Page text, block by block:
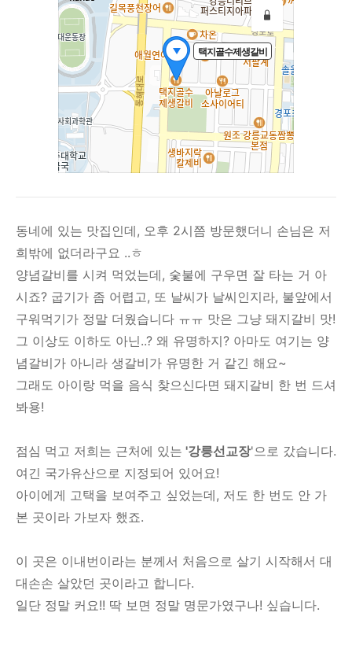
동네에 있는 맛집인데, 오후 2시쯤 방문했더니 손님은 저
희밖에 없더라구요 ..ㅎ
양념갈비를 시켜 먹었는데, 숯불에 구우면 잘 타는 거 아
시죠? 굽기가 좀 어렵고, 또 날씨가 날씨인지라, 불앞에서
구워먹기가 정말 더웠습니다 ㅠㅠ 맛은 그냥 돼지갈비 맛!
그 이상도 이하도 아닌..? 왜 유명하지? 아마도 여기는 양
념갈비가 아니라 생갈비가 유명한 거 같긴 해요~
그래도 아이랑 먹을 음식 찾으신다면 돼지갈비 한 번 드셔
봐용!
점심 먹고 저희는 근처에 있는 '강릉선교장'으로 갔습니다.
여긴 국가유산으로 지정되어 있어요!
아이에게 고택을 보여주고 싶었는데, 저도 한 번도 안 가
본 곳이라 가보자 했죠.
이 곳은 이내번이라는 분께서 처음으로 살기 시작해서 대
대손손 살았던 곳이라고 합니다.
일단 정말 커요!! 딱 보면 정말 명문가였구나! 싶습니다.